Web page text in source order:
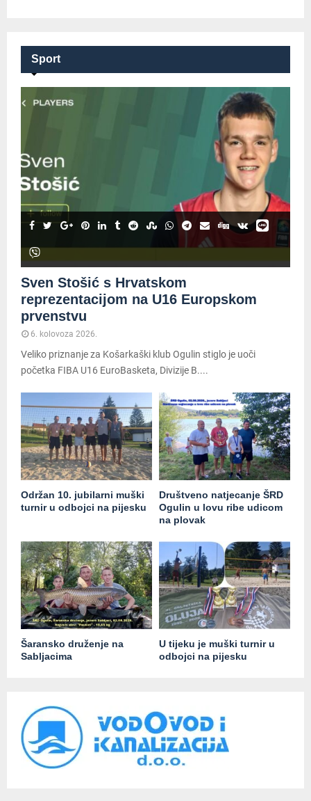
Sport
Sven Stošić s Hrvatskom
reprezentacijom na U16 Europskom
prvenstvu
6. kolovoza 2026.
Veliko priznanje za Košarkaški klub Ogulin stiglo je uoči
početka FIBA U16 EuroBasketa, Divizije B....
Održan 10. jubilarni muški
turnir u odbojci na pijesku
Društveno natjecanje ŠRD
Ogulin u lovu ribe udicom
na plovak
Šaransko druženje na
Sabljacima
U tijeku je muški turnir u
odbojci na pijesku